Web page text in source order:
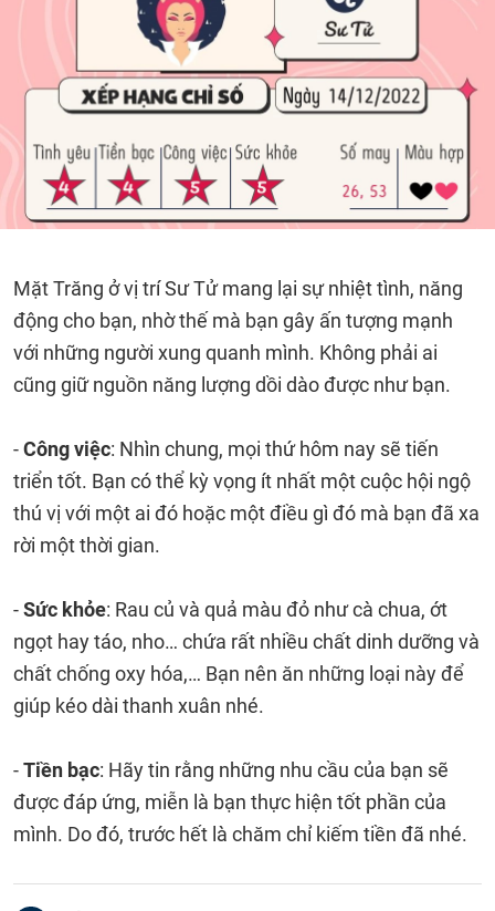
Mặt Trăng ở vị trí Sư Tử mang lại sự nhiệt tình, năng
động cho bạn, nhờ thế mà bạn gây ấn tượng mạnh
với những người xung quanh mình. Không phải ai
cũng giữ nguồn năng lượng dồi dào được như bạn.
-Công việc: Nhìn chung, mọi thứ hôm nay sẽ tiến
triển tốt. Bạn có thể kỳ vọng ít nhất một cuộc hội ngộ
thú vị với một ai đó hoặc một điều gì đó mà bạn đã xa
rời một thời gian.
-Sức khỏe: Rau củ và quả màu đỏ như cà chua, ớt
ngọt hay táo, nho… chứa rất nhiều chất dinh dưỡng và
chất chống oxy hóa,… Bạn nên ăn những loại này để
giúp kéo dài thanh xuân nhé.
-Tiền bạc: Hãy tin rằng những nhu cầu của bạn sẽ
được đáp ứng, miễn là bạn thực hiện tốt phần của
mình. Do đó, trước hết là chăm chỉ kiếm tiền đã nhé.